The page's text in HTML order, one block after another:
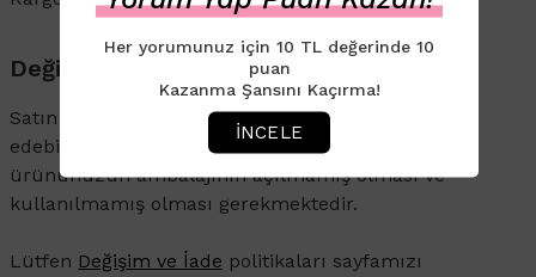
Değişim & İade
Satın aldığınız ürünü 14 gün içerisinde iade
edebilirsiniz. İade veya değişim talebi olan
ürününüzün ambalajının açılmamış olması ve
kullanılmamış olması gerekmektedir.
Lütfen Değişim ve İade politikaları sayfamızı
Her yorumunuz için 10 TL değerinde 10
puan
Kazanma Şansını Kaçırma!
İNCELE